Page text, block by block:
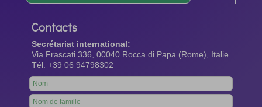
Contacts
Secrétariat international:
Via Frascati 336, 00040 Rocca di Papa (Rome), Italie
Tél. +39 06 94798302
Leave
this
field